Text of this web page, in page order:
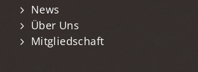
News
Über Uns
Mitgliedschaft